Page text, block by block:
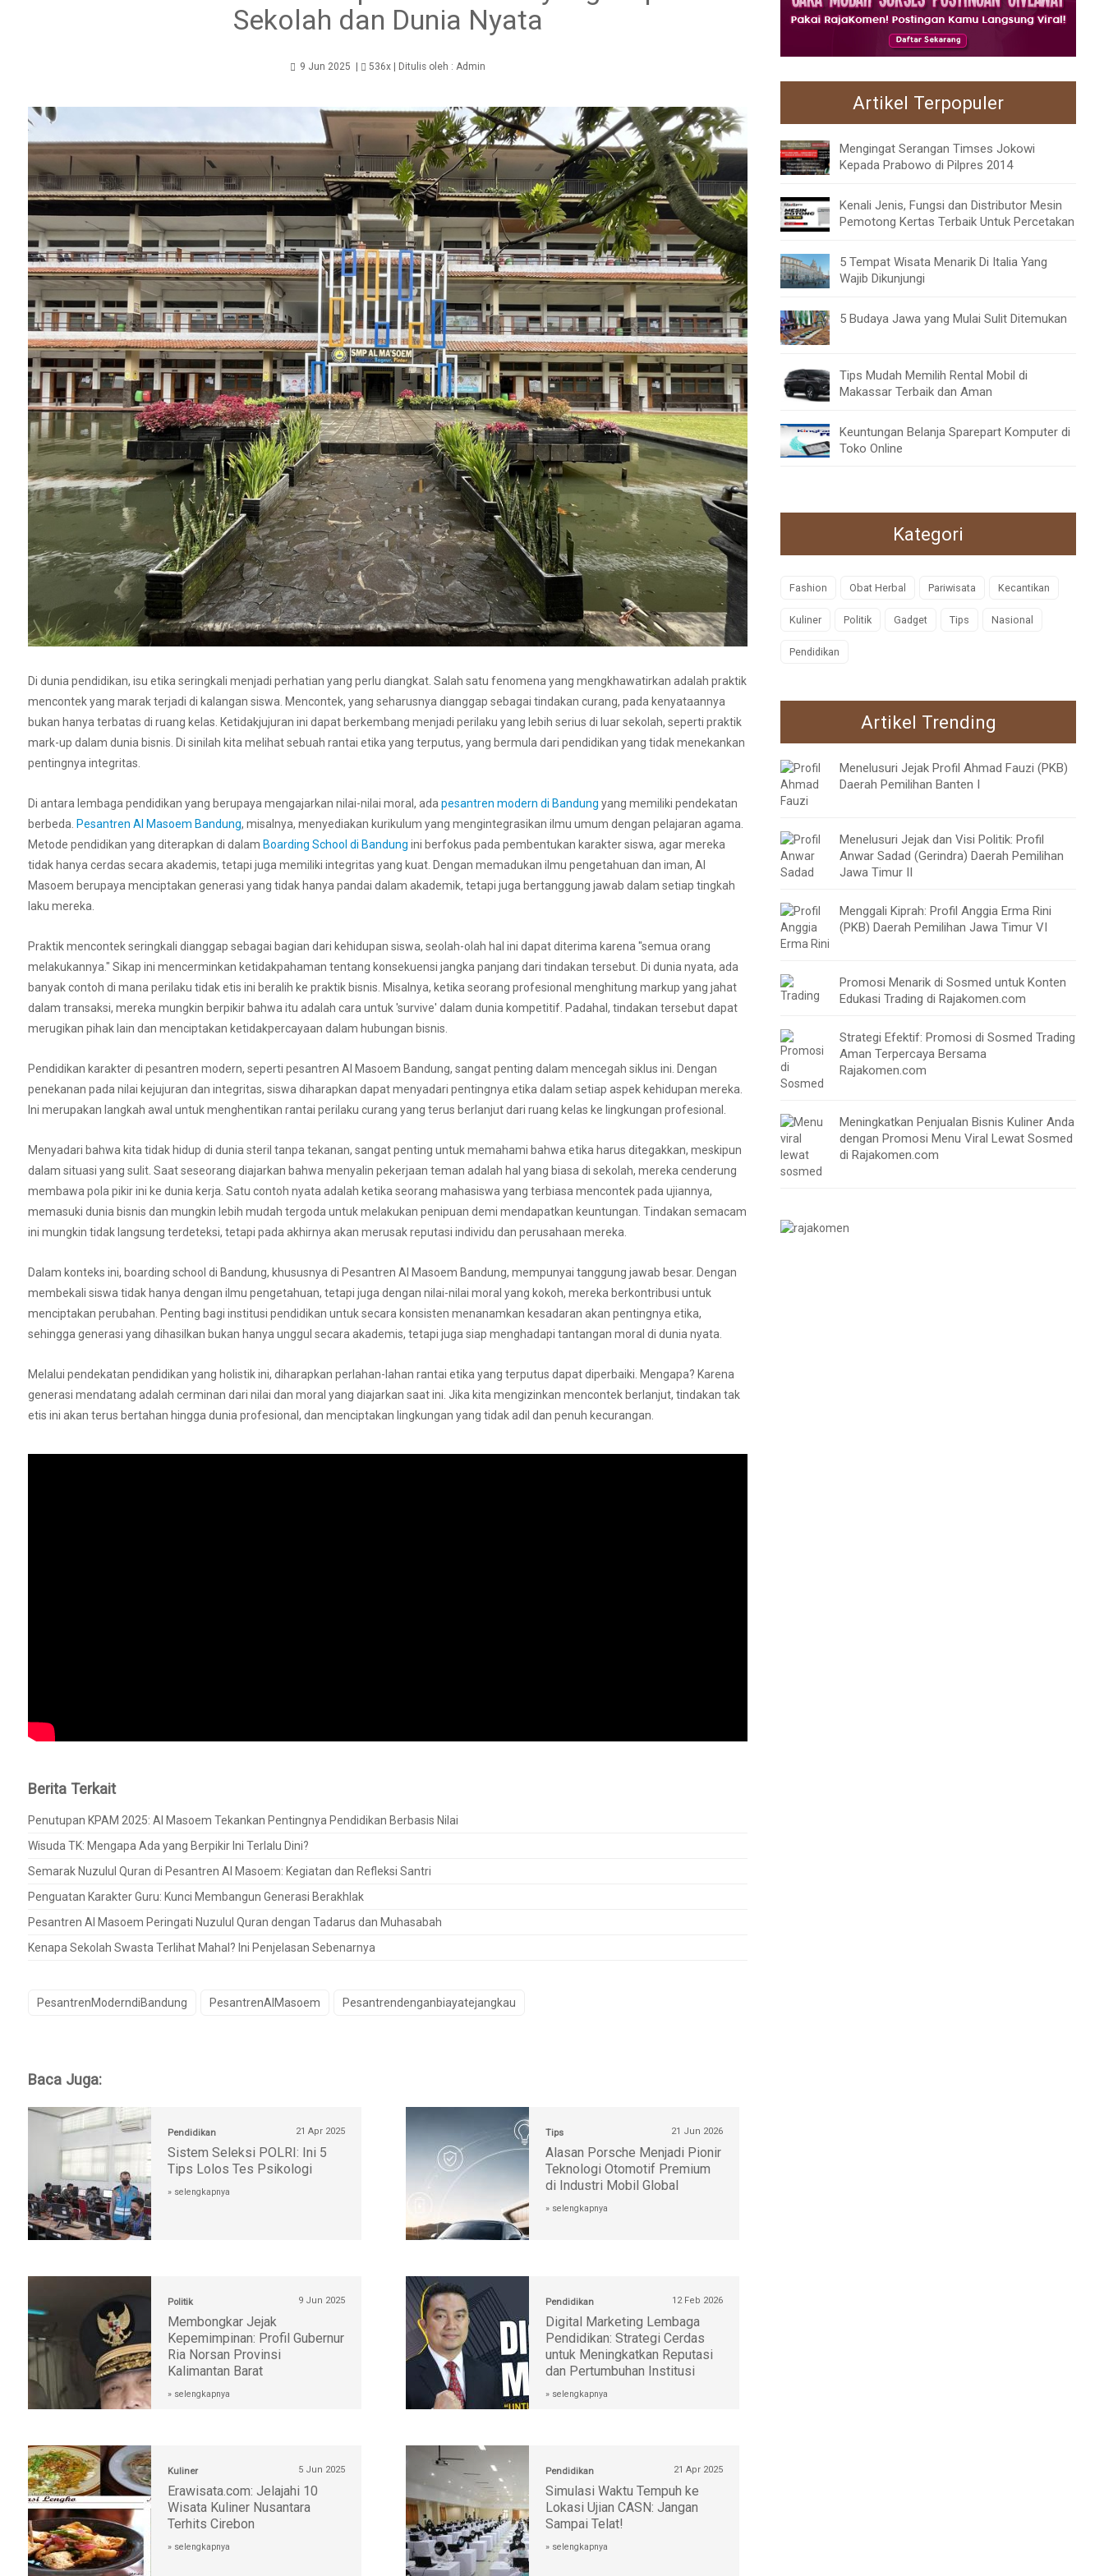
Sekolah dan Dunia Nyata
9 Jun 2025 536x | Ditulis oleh : Admin
Di dunia pendidikan, isu etika seringkali menjadi perhatian yang perlu diangkat. Salah satu fenomena yang mengkhawatirkan adalah praktik
mencontek yang marak terjadi di kalangan siswa. Mencontek, yang seharusnya dianggap sebagai tindakan curang, pada kenyataannya
bukan hanya terbatas di ruang kelas. Ketidakjujuran ini dapat berkembang menjadi perilaku yang lebih serius di luar sekolah, seperti praktik
mark-up dalam dunia bisnis. Di sinilah kita melihat sebuah rantai etika yang terputus, yang bermula dari pendidikan yang tidak menekankan
pentingnya integritas.
Di antara lembaga pendidikan yang berupaya mengajarkan nilai-nilai moral, adapesantren modern di Bandung yang memiliki pendekatan
berbeda. Pesantren Al Masoem Bandung, misalnya, menyediakan kurikulum yang mengintegrasikan ilmu umum dengan pelajaran agama.
Metode pendidikan yang diterapkan di dalam Boarding School di Bandung ini berfokus pada pembentukan karakter siswa, agar mereka
tidak hanya cerdas secara akademis, tetapi juga memiliki integritas yang kuat. Dengan memadukan ilmu pengetahuan dan iman, Al
Masoem berupaya menciptakan generasi yang tidak hanya pandai dalam akademik, tetapi juga bertanggung jawab dalam setiap tingkah
laku mereka.
Praktik mencontek seringkali dianggap sebagai bagian dari kehidupan siswa, seolah-olah hal ini dapat diterima karena "semua orang
melakukannya." Sikap ini mencerminkan ketidakpahaman tentang konsekuensi jangka panjang dari tindakan tersebut. Di dunia nyata, ada
banyak contoh di mana perilaku tidak etis ini beralih ke praktik bisnis. Misalnya, ketika seorang profesional menghitung markup yang jahat
dalam transaksi, mereka mungkin berpikir bahwa itu adalah cara untuk 'survive' dalam dunia kompetitif. Padahal, tindakan tersebut dapat
merugikan pihak lain dan menciptakan ketidakpercayaan dalam hubungan bisnis.
Pendidikan karakter di pesantren modern, seperti pesantren Al Masoem Bandung, sangat penting dalam mencegah siklus ini. Dengan
penekanan pada nilai kejujuran dan integritas, siswa diharapkan dapat menyadari pentingnya etika dalam setiap aspek kehidupan mereka.
Ini merupakan langkah awal untuk menghentikan rantai perilaku curang yang terus berlanjut dari ruang kelas ke lingkungan profesional.
Menyadari bahwa kita tidak hidup di dunia steril tanpa tekanan, sangat penting untuk memahami bahwa etika harus ditegakkan, meskipun
dalam situasi yang sulit. Saat seseorang diajarkan bahwa menyalin pekerjaan teman adalah hal yang biasa di sekolah, mereka cenderung
membawa pola pikir ini ke dunia kerja. Satu contoh nyata adalah ketika seorang mahasiswa yang terbiasa mencontek pada ujiannya,
memasuki dunia bisnis dan mungkin lebih mudah tergoda untuk melakukan penipuan demi mendapatkan keuntungan. Tindakan semacam
ini mungkin tidak langsung terdeteksi, tetapi pada akhirnya akan merusak reputasi individu dan perusahaan mereka.
Dalam konteks ini, boarding school di Bandung, khususnya di Pesantren Al Masoem Bandung, mempunyai tanggung jawab besar. Dengan
membekali siswa tidak hanya dengan ilmu pengetahuan, tetapi juga dengan nilai-nilai moral yang kokoh, mereka berkontribusi untuk
menciptakan perubahan. Penting bagi institusi pendidikan untuk secara konsisten menanamkan kesadaran akan pentingnya etika,
sehingga generasi yang dihasilkan bukan hanya unggul secara akademis, tetapi juga siap menghadapi tantangan moral di dunia nyata.
Melalui pendekatan pendidikan yang holistik ini, diharapkan perlahan-lahan rantai etika yang terputus dapat diperbaiki. Mengapa? Karena
generasi mendatang adalah cerminan dari nilai dan moral yang diajarkan saat ini. Jika kita mengizinkan mencontek berlanjut, tindakan tak
etis ini akan terus bertahan hingga dunia profesional, dan menciptakan lingkungan yang tidak adil dan penuh kecurangan.
Berita Terkait
Penutupan KPAM 2025: Al Masoem Tekankan Pentingnya Pendidikan Berbasis Nilai
Wisuda TK: Mengapa Ada yang Berpikir Ini Terlalu Dini?
Semarak Nuzulul Quran di Pesantren Al Masoem: Kegiatan dan Refleksi Santri
Penguatan Karakter Guru: Kunci Membangun Generasi Berakhlak
Pesantren Al Masoem Peringati Nuzulul Quran dengan Tadarus dan Muhasabah
Kenapa Sekolah Swasta Terlihat Mahal? Ini Penjelasan Sebenarnya
PesantrenModerndiBandung PesantrenAlMasoem Pesantrendenganbiayatejangkau
Baca Juga:
Pendidikan 21 Apr 2025
Sistem Seleksi POLRI: Ini 5
Tips Lolos Tes Psikologi
» selengkapnya
Tips 21 Jun 2026
Alasan Porsche Menjadi Pionir
Teknologi Otomotif Premium
di Industri Mobil Global
» selengkapnya
Politik 9 Jun 2025
Membongkar Jejak
Kepemimpinan: Profil Gubernur
Ria Norsan Provinsi
Kalimantan Barat
» selengkapnya
Pendidikan 12 Feb 2026
Digital Marketing Lembaga
Pendidikan: Strategi Cerdas
untuk Meningkatkan Reputasi
dan Pertumbuhan Institusi
» selengkapnya
Kuliner 5 Jun 2025
Erawisata.com: Jelajahi 10
Wisata Kuliner Nusantara
Terhits Cirebon
» selengkapnya
Pendidikan 21 Apr 2025
Simulasi Waktu Tempuh ke
Lokasi Ujian CASN: Jangan
Sampai Telat!
» selengkapnya
Artikel Terpopuler
Mengingat Serangan Timses Jokowi
Kepada Prabowo di Pilpres 2014
Kenali Jenis, Fungsi dan Distributor Mesin
Pemotong Kertas Terbaik Untuk Percetakan
5 Tempat Wisata Menarik Di Italia Yang
Wajib Dikunjungi
5 Budaya Jawa yang Mulai Sulit Ditemukan
Tips Mudah Memilih Rental Mobil di
Makassar Terbaik dan Aman
Keuntungan Belanja Sparepart Komputer di
Toko Online
Kategori
Fashion Obat Herbal Pariwisata Kecantikan
Kuliner Politik Gadget Tips Nasional
Pendidikan
Artikel Trending
Menelusuri Jejak Profil Ahmad Fauzi (PKB)
Daerah Pemilihan Banten I
Menelusuri Jejak dan Visi Politik: Profil
Anwar Sadad (Gerindra) Daerah Pemilihan
Jawa Timur II
Menggali Kiprah: Profil Anggia Erma Rini
(PKB) Daerah Pemilihan Jawa Timur VI
Promosi Menarik di Sosmed untuk Konten
Edukasi Trading di Rajakomen.com
Strategi Efektif: Promosi di Sosmed Trading
Aman Terpercaya Bersama
Rajakomen.com
Meningkatkan Penjualan Bisnis Kuliner Anda
dengan Promosi Menu Viral Lewat Sosmed
di Rajakomen.com